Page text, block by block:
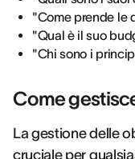
"Come prende le
"Qual è il suo
"Chi sono i
Come
La gestione delle
cruciale per